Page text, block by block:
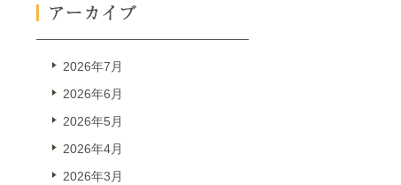
2026年7月
2026年6月
2026年5月
2026年4月
2026年3月